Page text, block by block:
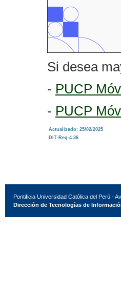
Si desea
- PUCP
- PUCP
Actualizado: 25/02/2025
DIT-Reg-4.36
Pontificia Universidad Católica del Perú -
Dirección de Tecnologías de